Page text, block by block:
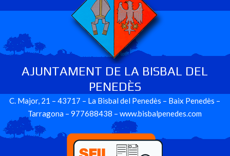
AJUNTAMENT DE LA BISBAL DEL
PENEDÈS
C. Major, 21 – 43717 – La Bisbal del Penedès – Baix Penedès –
Tarragona – 977688438 – www.bisbalpenedes.com